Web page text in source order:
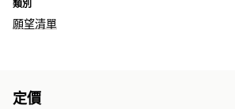
類別
願望清單
定價